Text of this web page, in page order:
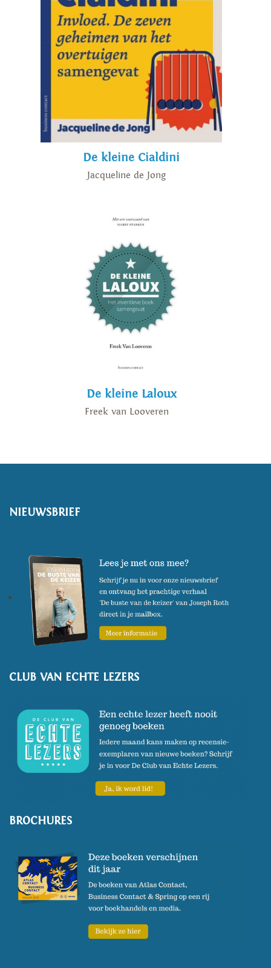
De kleine Cialdini
Jacqueline de Jong
De kleine Laloux
Freek van Looveren
NIEUWSBRIEF
CLUB VAN ECHTE LEZERS
BROCHURES